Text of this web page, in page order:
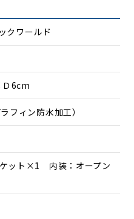
オープンポケットを装備し
したお出掛けや旅行時のサ
クワールド
6cm
フィン防水加工）
ット×1 内装：オープン